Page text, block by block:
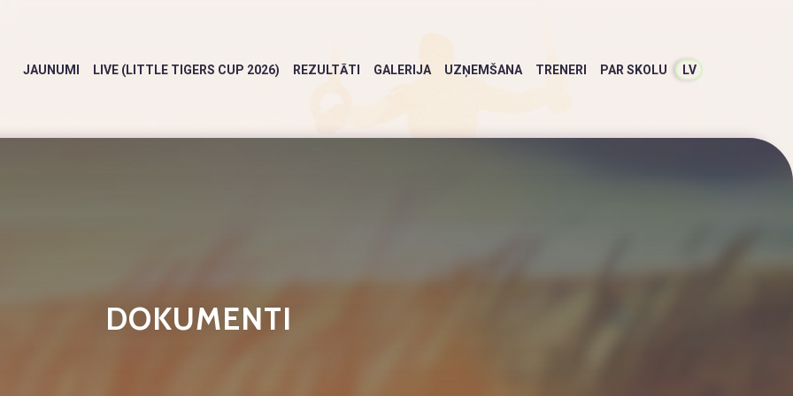
JAUNUMI LIVE (LITTLE TIGERS CUP 2026) REZULTĀTI GALERIJA UZŅEMŠANA TRENERI PAR SKOLU LV
DOKUMENTI